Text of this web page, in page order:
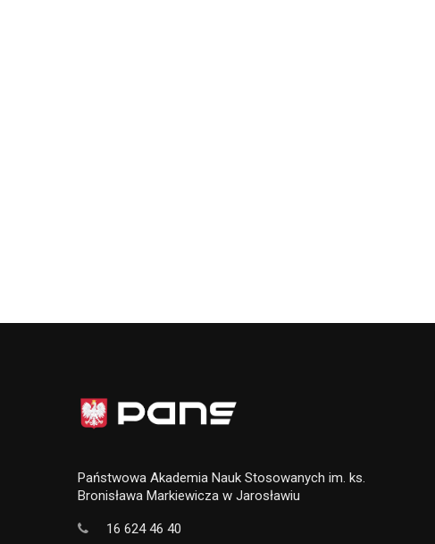
Państwowa Akademia Nauk Stosowanych im. ks.
Bronisława Markiewicza w Jarosławiu
16 624 46 40